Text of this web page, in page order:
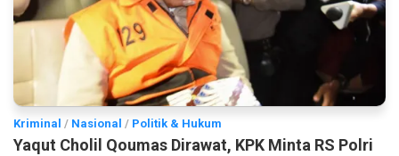
Kriminal / Nasional / Politik & Hukum
Yaqut Cholil Qoumas Dirawat, KPK Minta RS Polri